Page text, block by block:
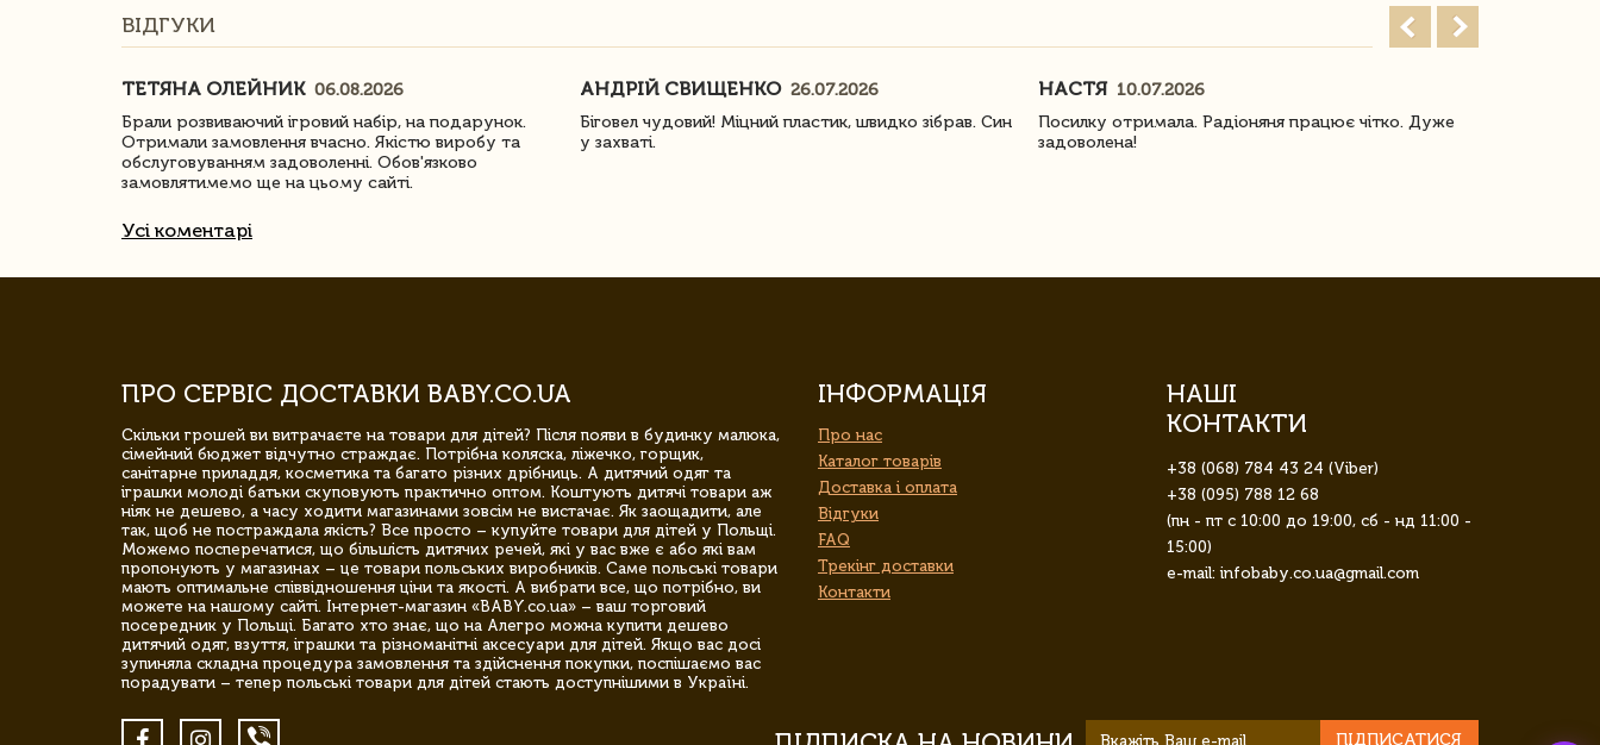
ВІДГУКИ
ТЕТЯНА ОЛЕЙНИК 06.08.2026
Брали розвиваючий ігровий набір, на подарунок.
Отримали замовлення вчасно. Якістю виробу та
обслуговуванням задоволенні. Обов'язково
замовлятимемо ще на цьому сайті.
АНДРІЙ СВИЩЕНКО 26.07.2026
Біговел чудовий! Міцний пластик, швидко зібрав. Син
у захваті.
НАСТЯ 10.07.2026
Посилку отримала. Радіоняня працює чітко. Дуже
задоволена!
Усі коментарі
ПРО СЕРВІС ДОСТАВКИ BABY.CO.UA
Скільки грошей ви витрачаєте на товари для дітей? Після появи в будинку малюка,
сімейний бюджет відчутно страждає. Потрібна коляска, ліжечко, горщик,
санітарне приладдя, косметика та багато різних дрібниць. А дитячий одяг та
іграшки молоді батьки скуповують практично оптом. Коштують дитячі товари аж
ніяк не дешево, а часу ходити магазинами зовсім не вистачає. Як заощадити, але
так, щоб не постраждала якість? Все просто – купуйте товари для дітей у Польщі.
Можемо посперечатися, що більшість дитячих речей, які у вас вже є або які вам
пропонують у магазинах – це товари польських виробників. Саме польські товари
мають оптимальне співвідношення ціни та якості. А вибрати все, що потрібно, ви
можете на нашому сайті. Інтернет-магазин «BABY.co.ua» – ваш торговий
посередник у Польщі. Багато хто знає, що на Алегро можна купити дешево
дитячий одяг, взуття, іграшки та різноманітні аксесуари для дітей. Якщо вас досі
зупиняла складна процедура замовлення та здійснення покупки, поспішаємо вас
порадувати – тепер польські товари для дітей стають доступнішими в Україні.
ІНФОРМАЦІЯ
Про нас
Каталог товарів
Доставка і оплата
Відгуки
FAQ
Трекінг доставки
Контакти
НАШІ
КОНТАКТИ
+38 (068) 784 43 24 (Viber)
+38 (095) 788 12 68
(пн - пт с 10:00 до 19:00, сб - нд 11:00 -
15:00)
e-mail: infobaby.co.ua@gmail.com
ПІДПИСАТИСЯ